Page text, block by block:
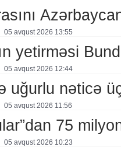
05 avqust 2026 13:55
yetirməsi
05 avqust 2026 12:44
uğurlu nəticə
05 avqust 2026 11:56
75
05 avqust 2026 10:23